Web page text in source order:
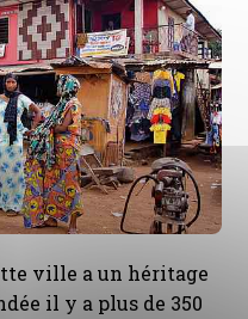
ville a un héritage
il y a plus de 350